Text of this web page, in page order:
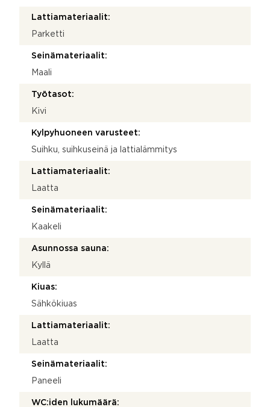
Lattiamateriaalit:
Parketti
Seinämateriaalit:
Maali
Työtasot:
Kivi
Kylpyhuoneen varusteet:
Suihku, suihkuseinä ja lattialämmitys
Lattiamateriaalit:
Laatta
Seinämateriaalit:
Kaakeli
Asunnossa sauna:
Kyllä
Kiuas:
Sähkökiuas
Lattiamateriaalit:
Laatta
Seinämateriaalit:
Paneeli
WC:iden lukumäärä: